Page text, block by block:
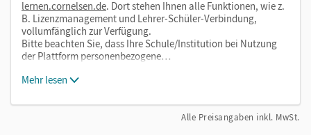
lernen.cornelsen.de. Dort stehen Ihnen alle Funktionen, wie z.
B. Lizenzmanagement und Lehrer-Schüler-Verbindung,
vollumfänglich zur Verfügung.
Bitte beachten Sie, dass Ihre Schule/Institution bei Nutzung
der Plattform personenbezogene…
Mehr lesen
Alle Preisangaben inkl. MwSt.